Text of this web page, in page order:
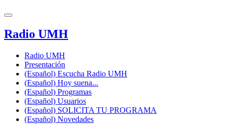
Radio UMH
Radio UMH
Presentación
(Español) Escucha Radio UMH
(Español) Hoy suena...
(Español) Programas
(Español) Usuarios
(Español) SOLICITA TU PROGRAMA
(Español) Novedades